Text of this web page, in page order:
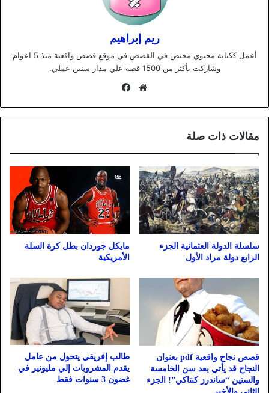
ريم إبراهيم
أعمل ككتابة محتوي مختص في القصص في موقع قصص واقعية منذ 5 اعوام
وشاركت بأكثر من 1500 قصة علي مدار سنين عملي.
موقع
مقالات ذات صلة
سلسلة الدولة العثمانية الجزء
الرابع دولة مراد الأول
مايكل جوردان بطل كرة السلة
الأمريكية
قصص نجاح واقعية pdf بعنوان
النجاح قد يأتي بعد سن الخامسة
والستين “ساندرز كنتاكي”! الجزء
طالب إفريقي يتحول من عامل
يقدم المشروبات إلي مليونير في
غضون 3 سنوات فقط